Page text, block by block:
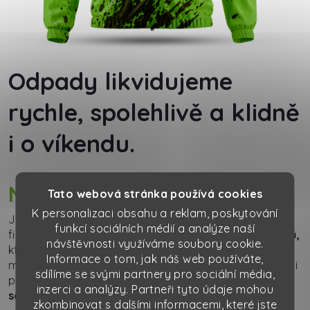
Tato webová stránka používá cookies
K personalizaci obsahu a reklam, poskytování
funkcí sociálních médií a analýze naší
návštěvnosti využíváme soubory cookie.
Informace o tom, jak náš web používáte,
sdílíme se svými partnery pro sociální média,
inzerci a analýzy. Partneři tyto údaje mohou
zkombinovat s dalšími informacemi, které jste
Odpady likvidujeme
rychle, spolehlivě a klidně
i o víkendu.
Nebojíme se ušpinit si ruce!
Jsme Kaiser servis a za 23 let jsme dokázali z malé
firmy udělatsilnou českou firmu na likvidaci odpadů,
která nyní zaměstnává 80 lidí a disponuje 57
moderními vozy. Rádi bychom se s vámi podělili o naši
příběh.Naši práci děláme zodpovědně a nebojíme
se ušpinit.